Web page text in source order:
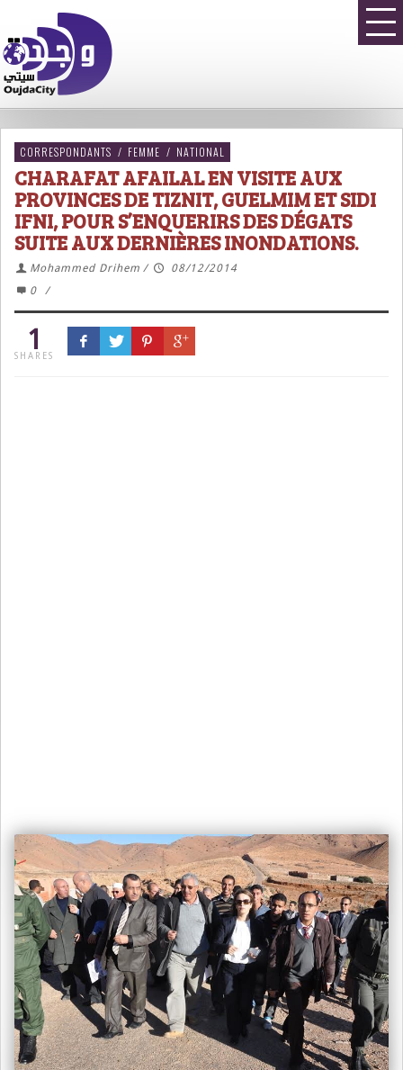
CORRESPONDANTS / FEMME / NATIONAL
CHARAFAT AFAILAL EN VISITE AUX
PROVINCES DE TIZNIT, GUELMIM ET SIDI
IFNI, POUR S’ENQUERIRS DES DÉGATS
SUITE AUX DERNIÈRES INONDATIONS.
Mohammed Drihem /
08/12/2014
0
/
1
SHARES